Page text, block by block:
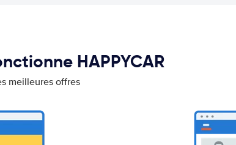
HAPPYCAR
meilleures offres